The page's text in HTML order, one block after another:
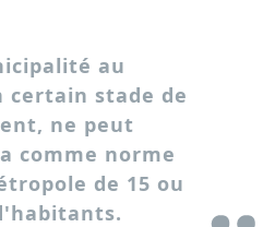
au
certain stade de
ne peut
comme norme
de 15 ou